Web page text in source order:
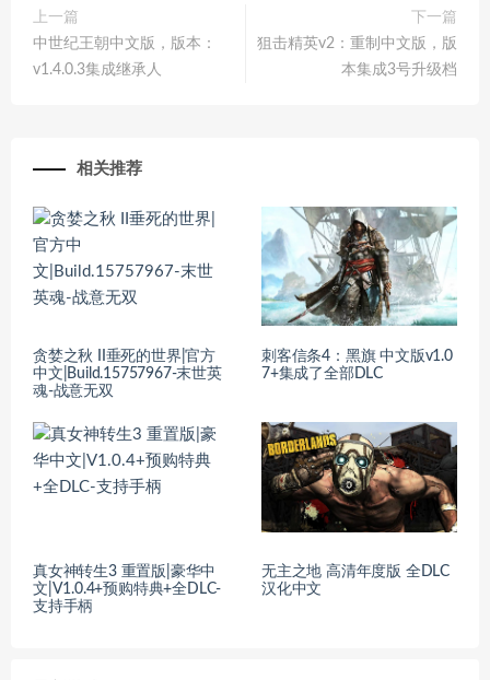
上一篇
中世纪王朝中文版，版本：
v1.4.0.3集成继承人
下一篇
狙击精英v2：重制中文版，版
本集成3号升级档
相关推荐
贪婪之秋 II垂死的世界|官方
中文|Build.15757967-末世英
魂-战意无双
刺客信条4：黑旗 中文版v1.0
7+集成了全部DLC
真女神转生3 重置版|豪华中
文|V1.0.4+预购特典+全DLC-
支持手柄
无主之地 高清年度版 全DLC
汉化中文